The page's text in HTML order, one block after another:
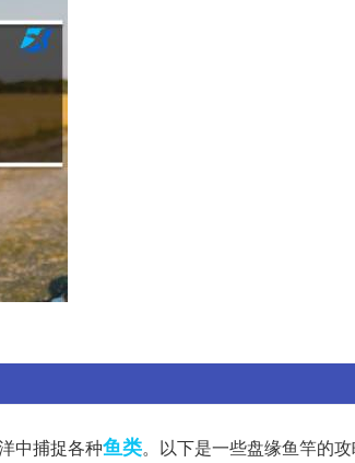
中捕捉各种鱼类。以下是一些盘缘鱼竿的